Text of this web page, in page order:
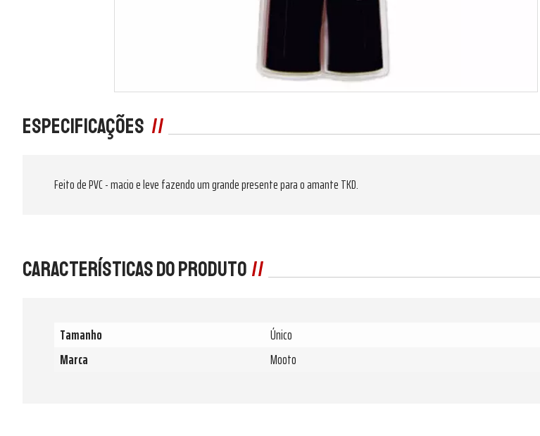
Especificações
Feito de PVC - macio e leve fazendo um grande presente para o amante TKD.
Características do produto
Tamanho
Único
Marca
Mooto